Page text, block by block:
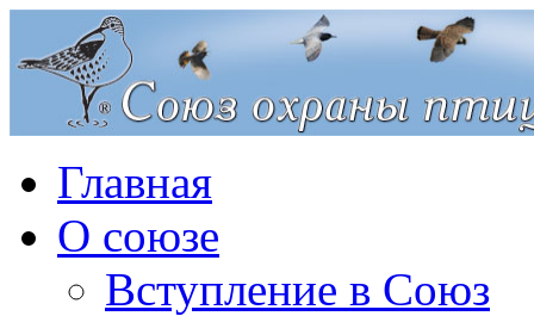
Главная
О союзе
Вступление в Союз